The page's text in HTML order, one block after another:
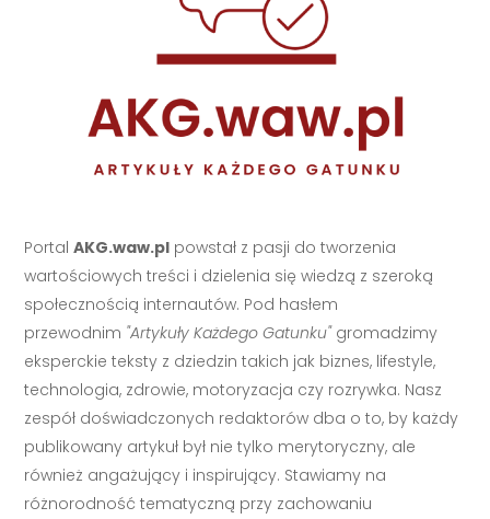
PortalAKG.waw.pl powstał z pasji do tworzenia
wartościowych treści i dzielenia się wiedzą z szeroką
społecznością internautów. Pod hasłem
przewodnim "Artykuły Każdego Gatunku"gromadzimy
eksperckie teksty z dziedzin takich jak biznes, lifestyle,
technologia, zdrowie, motoryzacja czy rozrywka. Nasz
zespół doświadczonych redaktorów dba o to, by każdy
publikowany artykuł był nie tylko merytoryczny, ale
również angażujący i inspirujący. Stawiamy na
różnorodność tematyczną przy zachowaniu